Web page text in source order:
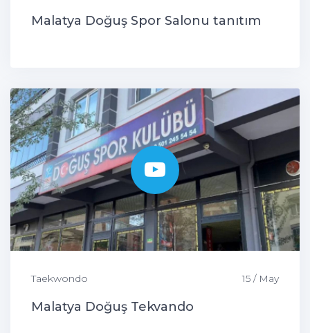
Malatya Doğuş Spor Salonu tanıtım
Taekwondo 15 / May
Malatya Doğuş Tekvando